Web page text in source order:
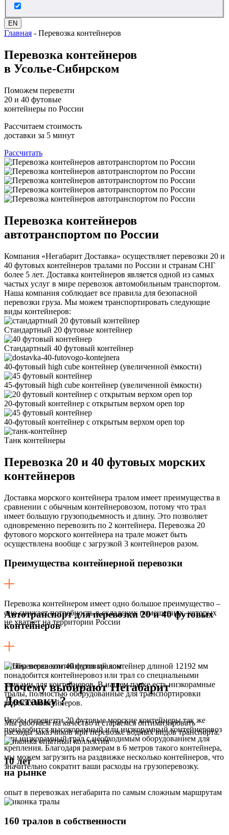
EN
Главная - Перевозка контейнеров
Перевозка контейнеров
в Усолье-Сибирском
Поможем перевезти
20 и 40 футовые
контейнеры по России
Рассчитаем стоимость
доставки за 5 минут
Рассчитать
Перевозка контейнеров
автотранспортом по России
Компания «Негабарит Доставка» осуществляет перевозки 20 и
40 футовых контейнеров тралами по России и странам СНГ
более 5 лет. Доставка контейнеров является одной из самых
частых услуг в мире перевозок автомобильным транспортом.
Наша компания соблюдает все правила для безопасной
перевозки груза. Мы можем транспортировать следующие
виды контейнеров:
Стандартный 20 футовые контейнер
Стандартный 40 футовый контейнер
40-футовый high cube контейнер (увеличенной ëмкости)
45-футовый high cube контейнер (увеличенной ëмкости)
20-футовый контейнер с открытым верхом open top
40-футовый контейнер с открытым верхом open top
Танк контейнеры
Перевозка 20 и 40 футовых морских
контейнеров
Доставка морского контейнера тралом имеет преимущества в
сравнении с обычным контейнеровозом, потому что трал
имеет большую грузоподьемность и длину. Это позволяет
одновременно перевозить по 2 контейнера. Перевозка 20
футового морского контейнера на трале может быть
осуществлена вообще с загрузкой 3 контейнеров разом.
Преимущества контейнерной перевозки
Перевозка контейнером имеет одно большое преимущество –
оно снижает потребность в складских помещениях, которых
не хватает на территории России
Автотранспорт для перевозки 20 и 40 футовых
контейнеров
Чтобы перевезти 40 футовый контейнер длиной 12192 мм
понадобится контейнеровоз или трал со специальными
замками для контейнеров. В нашем парке есть низкорамные
тралы, полностью оборудованные для транспортировки
морских контейнеров.
Чтобы перевезти 20 футовые морские контейнеры так же
понадобится высокорамный или низкорамный контейнеровоз
или низкорамный трал с необходимым оборудованием для
крепления. Благодаря размерам в 6 метров такого контейнера,
мы можем загрузить на раздвижке несколько контейнеров, что
значительно сократит ваши расходы на грузоперевозку.
Почему выбирают Негабарит
Доставку ?
Мы работаем на качество и стараемся оптимизировать
расходы заказчиков при перевозке водных видов транспорта.
10 лет
на рынке
опыт в перевозках негабарита по самым сложным маршрутам
160 тралов в собственности